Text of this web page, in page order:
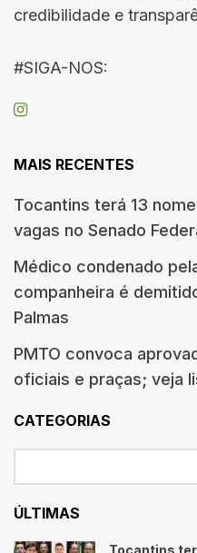
credibilidade e
#SIGA-NOS:
MAIS RECENTES
Tocantins terá 13
vagas no Senado
Médico condenado
companheira é
Palmas
PMTO convoca
oficiais e praças; veja
CATEGORIAS
ÚLTIMAS
Tocantins